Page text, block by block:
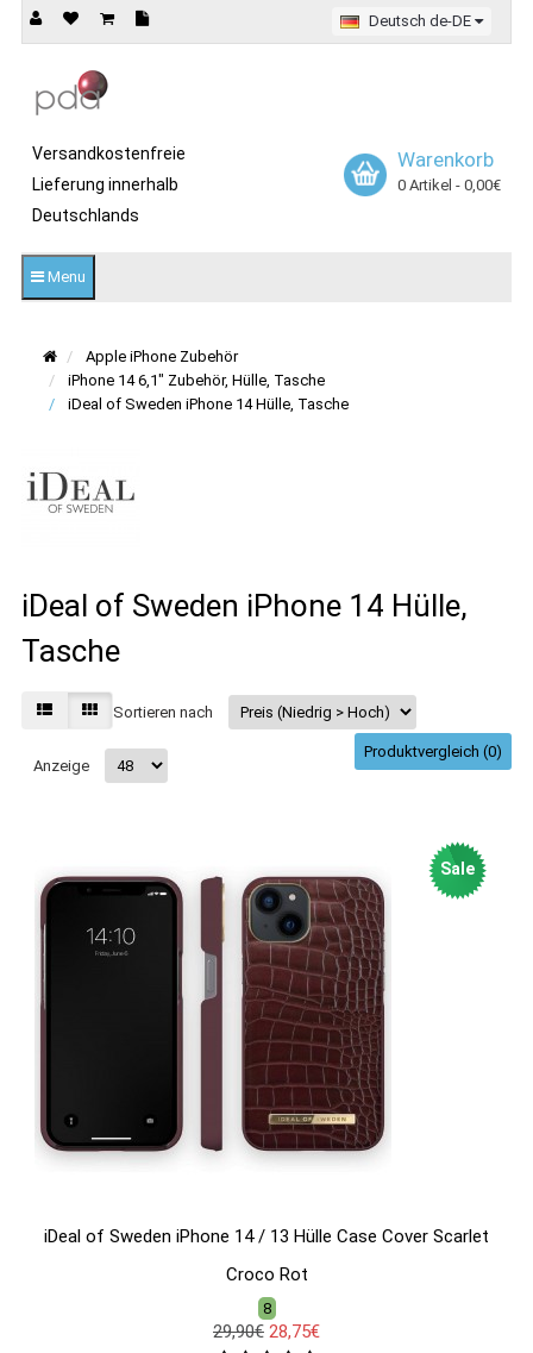
Deutsch de-DE
Versandkostenfreie
Lieferung innerhalb
Deutschlands
Warenkorb
0 Artikel - 0,00€
Menu
Apple iPhone Zubehör
iPhone 14 6,1" Zubehör, Hülle, Tasche
iDeal of Sweden iPhone 14 Hülle, Tasche
iDeal of Sweden iPhone 14 Hülle,
Tasche
Sortieren nach
Anzeige
Produktvergleich (0)
Sale
iDeal of Sweden iPhone 14 / 13 Hülle Case Cover Scarlet
Croco Rot
8
29,90€ 28,75€